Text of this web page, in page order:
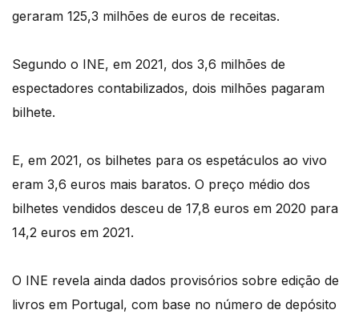
geraram 125,3 milhões de euros de receitas.
Segundo o INE, em 2021, dos 3,6 milhões de
espectadores contabilizados, dois milhões pagaram
bilhete.
E, em 2021, os bilhetes para os espetáculos ao vivo
eram 3,6 euros mais baratos. O preço médio dos
bilhetes vendidos desceu de 17,8 euros em 2020 para
14,2 euros em 2021.
O INE revela ainda dados provisórios sobre edição de
livros em Portugal, com base no número de depósito